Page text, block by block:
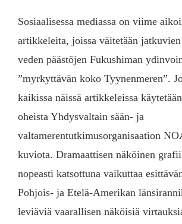
Sosiaalisessa mediassa on viime
artikkeleita, joissa väitetään
veden päästöjen Fukushiman
”myrkyttävän koko Tyynenmeren”.
kaikissa näissä artikkeleissa
oheista Yhdysvaltain sään- ja
valtamerentutkimusorganisaation
kuviota. Dramaattisen näköinen
nopeasti katsottuna vaikuttaa
Pohjois- ja Etelä-Amerikan
leviäviä vaarallisen näköisiä